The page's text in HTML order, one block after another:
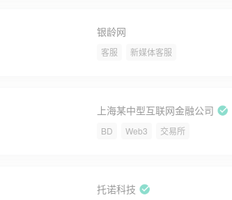
银龄网
客服 新媒体客服
上海某中型互联网金融公司
BD Web3 交易所
托诺科技